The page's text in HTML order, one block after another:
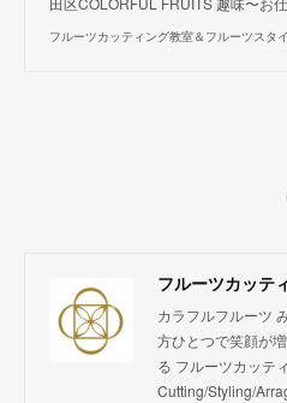
カラフルフルーツ
方ひとつで笑顔が
る フルーツカッテ
Cutting/Styling/